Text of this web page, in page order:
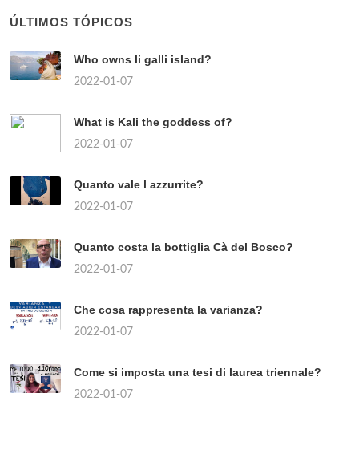
ÚLTIMOS TÓPICOS
Who owns li galli island?
2022-01-07
What is Kali the goddess of?
2022-01-07
Quanto vale l azzurrite?
2022-01-07
Quanto costa la bottiglia Cà del Bosco?
2022-01-07
Che cosa rappresenta la varianza?
2022-01-07
Come si imposta una tesi di laurea triennale?
2022-01-07